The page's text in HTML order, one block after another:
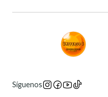
Síguenos